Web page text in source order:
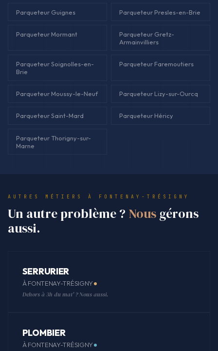
Parqueteur Guignes Parqueteur Presles-en-Brie
Parqueteur Mormant
Parqueteur Gretz-
Armainvilliers
Parqueteur Soignolles-en-
Brie
Parqueteur Faremoutiers
Parqueteur Moussy-le-Neuf Parqueteur Lizy-sur-Ourcq
Parqueteur Saint-Mard Parqueteur Héricy
Parqueteur Thorigny-sur-
Marne
AUTRES MÉTIERS À FONTENAY-TRÉSIGNY
Un autre problème ? Nous gérons
aussi.
SERRURIER
À FONTENAY-TRÉSIGNY
Dehors à 3h du mat' ? Nous aussi.
PLOMBIER
À FONTENAY-TRÉSIGNY